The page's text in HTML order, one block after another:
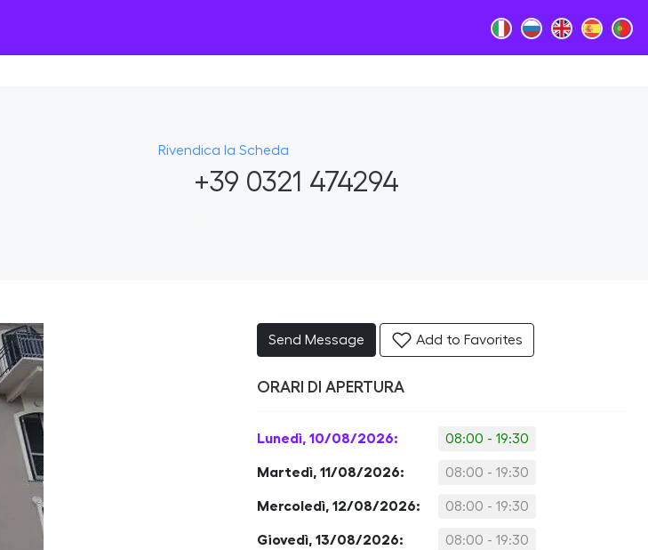
Rivendica la Scheda
+39 0321 474294
Send Message Add to Favorites
ORARI DI APERTURA
Lunedì, 10/08/2026: 08:00 - 19:30
Martedì, 11/08/2026: 08:00 - 19:30
Mercoledì, 12/08/2026: 08:00 - 19:30
Giovedì, 13/08/2026: 08:00 - 19:30